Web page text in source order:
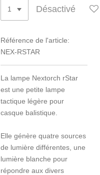
Désactivé
Référence de l'article:
NEX-RSTAR
La lampe Nextorch rStar
est une petite lampe
tactique légère pour
casque balistique.
Elle génère quatre sources
de lumière différentes, une
lumière blanche pour
répondre aux divers